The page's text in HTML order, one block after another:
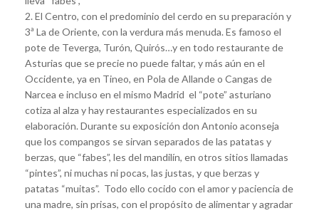
2. El Centro, con el predominio del cerdo en su preparación y
3ª La de Oriente, con la verdura más menuda. Es famoso el
pote de Teverga, Turón, Quirós…y en todo restaurante de
Asturias que se precie no puede faltar, y más aún en el
Occidente, ya en Tineo, en Pola de Allande o Cangas de
Narcea e incluso en el mismo Madrid el “pote” asturiano
cotiza al alza y hay restaurantes especializados en su
elaboración. Durante su exposición don Antonio aconseja
que los compangos se sirvan separados de las patatas y
berzas, que “fabes”, les del mandilín, en otros sitios llamadas
“pintes”, ni muchas ni pocas, las justas, y que berzas y
patatas “muitas”. Todo ello cocido con el amor y paciencia de
una madre, sin prisas, con el propósito de alimentar y agradar